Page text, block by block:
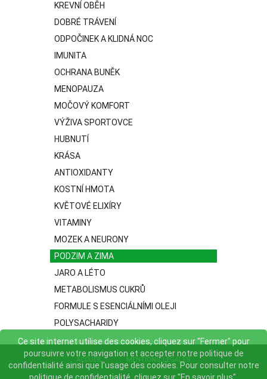
KREVNÍ OBĚH
DOBRÉ TRÁVENÍ
ODPOČINEK A KLIDNÁ NOC
IMUNITA
OCHRANA BUNĚK
MENOPAUZA
MOČOVÝ KOMFORT
VÝŽIVA SPORTOVCE
HUBNUTÍ
KRÁSA
ANTIOXIDANTY
KOSTNÍ HMOTA
KVĚTOVÉ ELIXÍRY
VITAMINY
MOZEK A NEURONY
PODZIM A ZIMA
JARO A LÉTO
METABOLISMUS CUKRŮ
FORMULE S ESENCIÁLNÍMI OLEJI
POLYSACHARIDY
ACCUEIL MENTIONS LÉGALES
Ce site internet utilise des cookies, cliquez sur "Fermer" pour
poursuivre votre navigation et accepter notre politique de
confidentialité ainsi que l'usage des cookies. Pour consulter notre